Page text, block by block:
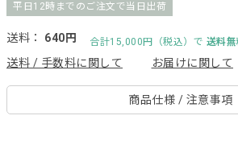
平日12時までのご注文で当日出荷
送料： 640円 合計15,000円（税込）で 送料無
送料 / 手数料に関して お届けに関して
商品仕様 / 注意事項